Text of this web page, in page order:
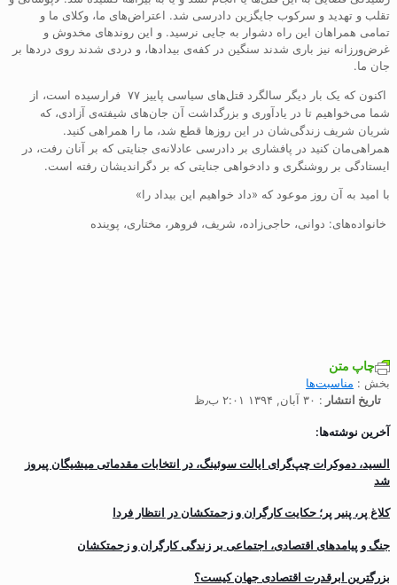
تقلب و تهدید و سرکوب جایگزین دادرسی شد. اعتراض‌های ما، وکلای ما و
تمامی همراهان این راه دشوار به جایی نرسید. و این روندهای مخدوش و
غرض‌ورزانه نیز باری شدند سنگین در کفه‌ی بیدادها، و دردی شدند روی دردها بر
جان ما.
اکنون که یک بار دیگر سالگرد قتل‌های سیاسی پاییز ۷۷ فرارسیده است، از
شما می‌خواهیم تا در یادآوری و بزرگداشت آن جان‌های شیفته‌ی آزادی، که
شریان شریف زندگی‌شان در این روزها قطع شد، ما را همراهی کنید.
همراهی‌مان کنید در پافشاری بر دادرسی عادلانه‌ی جنایتی که بر آنان رفت، در
ایستادگی بر روشنگری و دادخواهی جنایتی که بر دگراندیشان رفته است.
با امید به آن روز موعود که «داد خواهیم این بیداد را»
خانواده‌های: دوانی، حاجی‌زاده، شریف، فروهر، مختاری، پوینده
چاپ متن
بخش : مناسبت‌ها
تاریخ انتشار : ۳۰ آبان, ۱۳۹۴ ۲:۰۱ ب٫ظ
آخرین نوشته‌ها:
السید، دموکرات چپ‌گرای ایالت سوئینگ، در انتخابات مقدماتی میشیگان پیروز
شد
کلاغ پر، پنیر پر؛ حکایت کارگران و زحمتکشان در انتظار فردا
جنگ و پیامدهای اقتصادی، اجتماعی بر زندگی کارگران و زحمتکشان
بزرگترین ابرقدرت اقتصادی جهان کیست؟